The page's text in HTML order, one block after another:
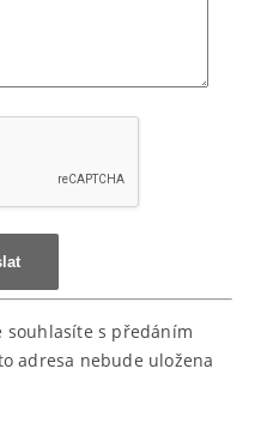
s předáním
adresa nebude uložena